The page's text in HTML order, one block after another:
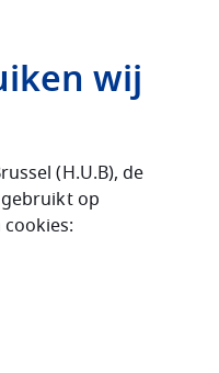
wij
(H.U.B), de
gebruikt op